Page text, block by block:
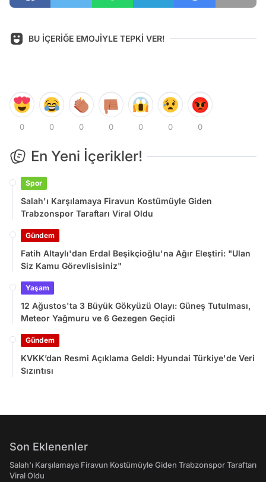
BU İÇERİĞE EMOJİYLE TEPKİ VER!
0 0 0 0 0 0 0
En Yeni İçerikler!
Spor
Salah'ı Karşılamaya Firavun Kostümüyle Giden
Trabzonspor Taraftarı Viral Oldu
Gündem
Fatih Altaylı'dan Erdal Beşikçioğlu'na Ağır Eleştiri: "Ulan
Siz Kamu Görevlisisiniz"
Yaşam
12 Ağustos'ta 3 Büyük Gökyüzü Olayı: Güneş Tutulması,
Meteor Yağmuru ve 6 Gezegen Geçidi
Gündem
KVKK’dan Resmi Açıklama Geldi: Hyundai Türkiye'de Veri
Sızıntısı
Son Eklenenler
Salah'ı Karşılamaya Firavun Kostümüyle Giden Trabzonspor Taraftarı
Viral Oldu